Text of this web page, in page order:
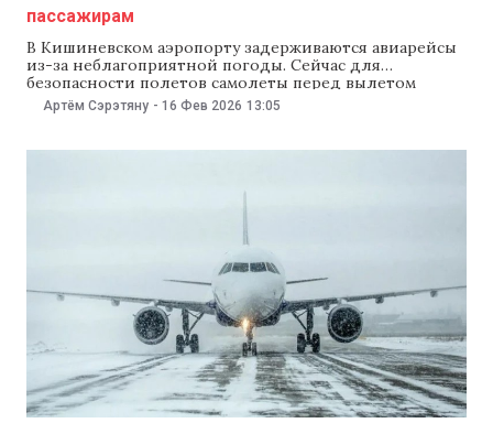
пассажирам
В Кишиневском аэропорту задерживаются авиарейсы
из-за неблагоприятной погоды. Сейчас для
безопасности полетов самолеты перед вылетом
проходят обязательную противообледенительную
обработку. Об этом 16 февраля сообщили в
пассажирам перед поездкой в аэропорт проверить
администрации уточнили, что для безопасности
Артём Сэрэтяну - 16 Фев 2026 13:05